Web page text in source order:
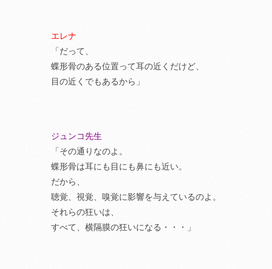
エレナ
「だって、
蝶形骨のある位置って耳の近くだけど、
目の近くでもあるから」
ジュンコ先生
「その通りなのよ。
蝶形骨は耳にも目にも鼻にも近い。
だから、
聴覚、視覚、嗅覚に影響を与えているのよ。
それらの狂いは、
すべて、横隔膜の狂いになる・・・」